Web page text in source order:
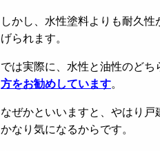
しかし、水性塗料よりも耐久性
げられます。
では実際に、水性と油性のどち
方をお勧めしています。
なぜかといいますと、やはり
かなり気になるからです。